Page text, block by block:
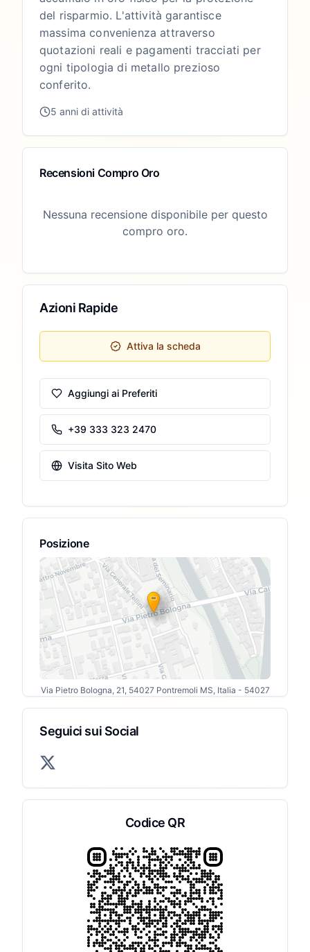
del risparmio. L'attività garantisce
massima convenienza attraverso
quotazioni reali e pagamenti tracciati per
ogni tipologia di metallo prezioso
conferito.
5 anni di attività
Recensioni Compro Oro
Nessuna recensione disponibile per questo
compro oro.
Azioni Rapide
Attiva la scheda
Aggiungi ai Preferiti
+39 333 323 2470
Visita Sito Web
Posizione
Via Pietro Bologna, 21, 54027 Pontremoli MS, Italia - 54027
Seguici sui Social
Codice QR